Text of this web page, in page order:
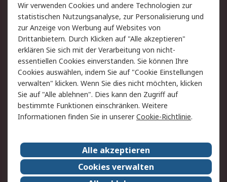
Rücksendung/Entsorgung Kontakt
Hilfe
Rechtliches
RS Verkaufs- und
Lieferbedingungen
Datenschutz
Cookie-Richtlinie
Zahlungsbedingungen
Impressum
Webseite Konditionen
RS weltweit
Karriere bei RS
Nachhaltigkeit
Qualität/Zertifikate
Presse-Center
Wir verwenden Cookies und andere Technologien zur
statistischen Nutzungsanalyse, zur Personalisierung und
zur Anzeige von Werbung auf Websites von
Drittanbietern. Durch Klicken auf "Alle akzeptieren"
erklären Sie sich mit der Verarbeitung von nicht-
essentiellen Cookies einverstanden. Sie können Ihre
Cookies auswählen, indem Sie auf "Cookie Einstellungen
verwalten" klicken. Wenn Sie dies nicht möchten, klicken
Sie auf "Alle ablehnen". Dies kann den Zugriff auf
bestimmte Funktionen einschränken. Weitere
Informationen finden Sie in unsererCookie-Richtlinie.
Alle akzeptieren
Cookies verwalten